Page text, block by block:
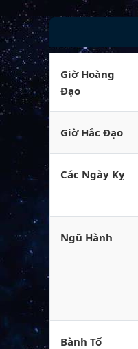
Giờ Hoàng
Đạo
Giờ Hắc Đạo
Các Ngày Kỵ
Ngũ Hành
Bành Tổ